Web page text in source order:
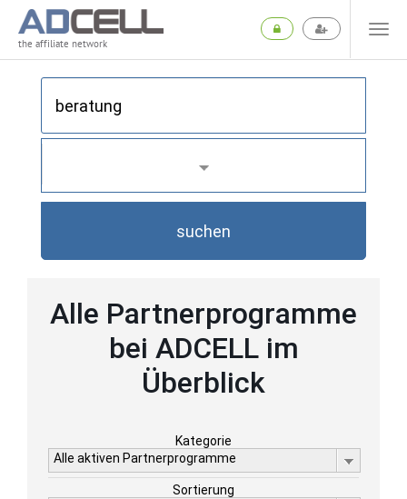
the affiliate network
suchen
Alle Partnerprogramme
bei ADCELL im
Überblick
Kategorie
Alle aktiven Partnerprogramme
Sortierung